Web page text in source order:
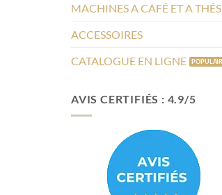
MACHINES A CAFÉ ET A THÉS
ACCESSOIRES
CATALOGUE EN LIGNE
AVIS CERTIFIÉS : 4.9/5